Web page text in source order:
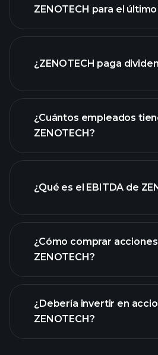
las
ZENOTECH
ZENOTECH para el
de ZENOTECH
¿ZENOTECH paga
acciones de
¿Cuántos empleados
ZENOTECH?
¿Qué es el EBITDA de
informes financieros
¿Cómo comprar
ZENOTECH?
¿Debería invertir en
ZENOTECH?